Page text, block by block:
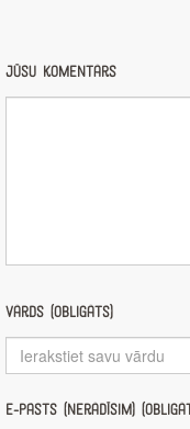
Jūsu komentārs
Vārds (obligāts)
E-pasts (nerādīsim)